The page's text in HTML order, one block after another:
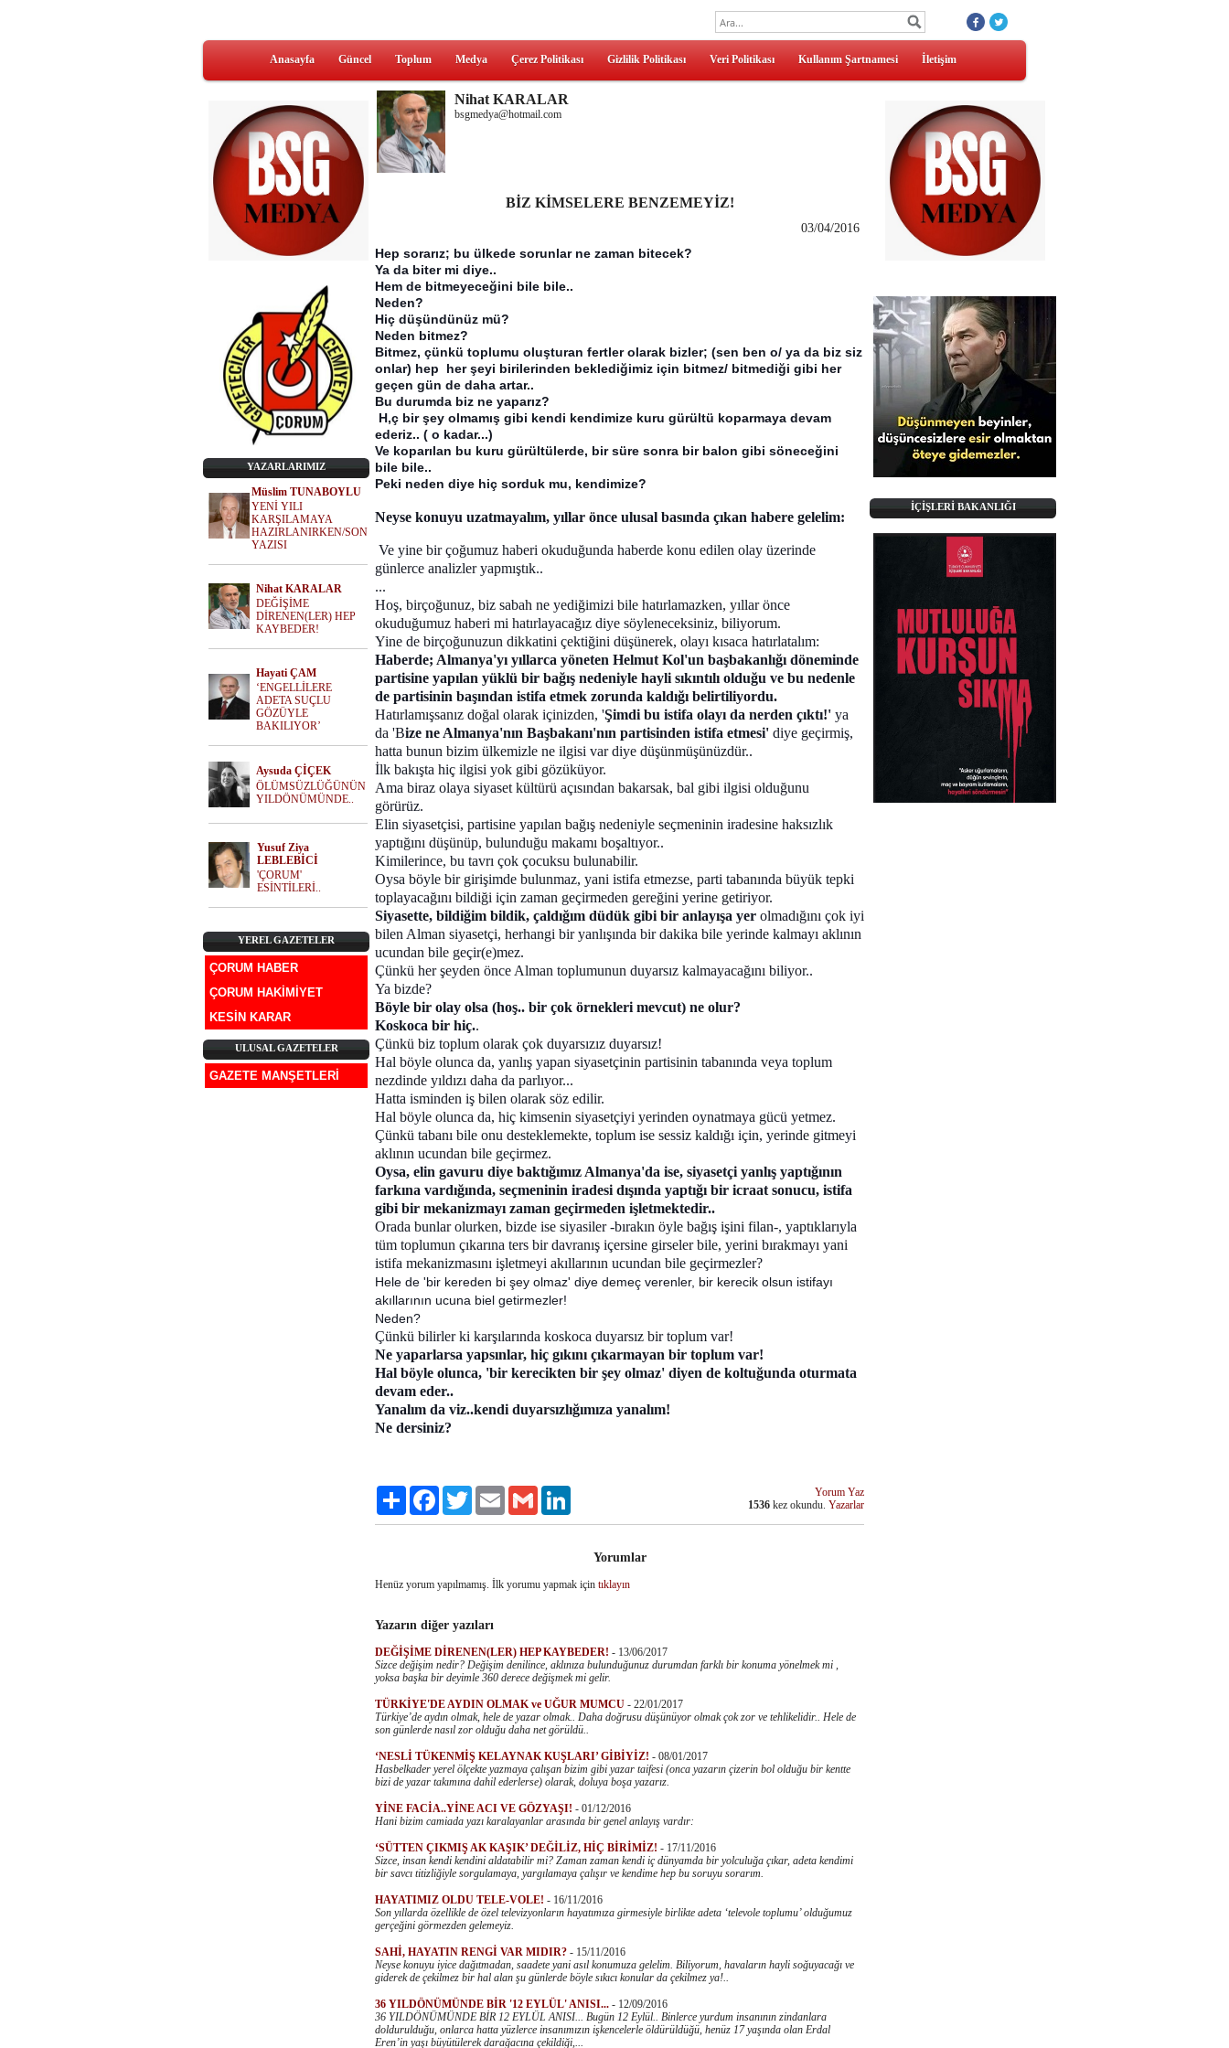
Anasayfa Güncel Toplum Medya Çerez Politikası Gizlilik Politikası Veri Politikası Kullanım Şartnamesi İletişim
YAZARLARIMIZ
Müslim TUNABOYLU
YENİ YILI
KARŞILAMAYA
HAZIRLANIRKEN/SON
YAZISI
Nihat KARALAR
DEĞİŞİME
DİRENEN(LER) HEP
KAYBEDER!
Hayati ÇAM
‘ENGELLİLERE
ADETA SUÇLU
GÖZÜYLE
BAKILIYOR’
Aysuda ÇİÇEK
ÖLÜMSÜZLÜĞÜNÜN
YILDÖNÜMÜNDE..
Yusuf Ziya
LEBLEBİCİ
'ÇORUM'
ESİNTİLERİ..
YEREL GAZETELER
ÇORUM HABER
ÇORUM HAKİMİYET
KESİN KARAR
ULUSAL GAZETELER
GAZETE MANŞETLERİ
Nihat KARALAR
bsgmedya@hotmail.com
BİZ KİMSELERE BENZEMEYİZ!
03/04/2016
Hep sorarız; bu ülkede sorunlar ne zaman bitecek?
Ya da biter mi diye..
Hem de bitmeyeceğini bile bile..
Neden?
Hiç düşündünüz mü?
Neden bitmez?
Bitmez, çünkü toplumu oluşturan fertler olarak bizler; (sen ben o/ ya da biz siz
onlar) hep her şeyi birilerinden beklediğimiz için bitmez/ bitmediği gibi her
geçen gün de daha artar..
Bu durumda biz ne yaparız?
H,ç bir şey olmamış gibi kendi kendimize kuru gürültü koparmaya devam
ederiz.. ( o kadar...)
Ve koparılan bu kuru gürültülerde, bir süre sonra bir balon gibi söneceğini
bile bile..
Peki neden diye hiç sorduk mu, kendimize?
Neyse konuyu uzatmayalım, yıllar önce ulusal basında çıkan habere gelelim:
Ve yine bir çoğumuz haberi okuduğunda haberde konu edilen olay üzerinde
günlerce analizler yapmıştık..
...
Hoş, birçoğunuz, biz sabah ne yediğimizi bile hatırlamazken, yıllar önce
okuduğumuz haberi mi hatırlayacağız diye söyleneceksiniz, biliyorum.
Yine de birçoğunuzun dikkatini çektiğini düşünerek, olayı kısaca hatırlatalım:
Haberde; Almanya'yı yıllarca yöneten Helmut Kol'un başbakanlığı döneminde
partisine yapılan yüklü bir bağış nedeniyle hayli sıkıntılı olduğu ve bu nedenle
de partisinin başından istifa etmek zorunda kaldığı belirtiliyordu.
Hatırlamışsanız doğal olarak içinizden, 'Şimdi bu istifa olayı da nerden çıktı!' ya
da 'Bize ne Almanya'nın Başbakanı'nın partisinden istifa etmesi' diye geçirmiş,
hatta bunun bizim ülkemizle ne ilgisi var diye düşünmüşünüzdür..
İlk bakışta hiç ilgisi yok gibi gözüküyor.
Ama biraz olaya siyaset kültürü açısından bakarsak, bal gibi ilgisi olduğunu
görürüz.
Elin siyasetçisi, partisine yapılan bağış nedeniyle seçmeninin iradesine haksızlık
yaptığını düşünüp, bulunduğu makamı boşaltıyor..
Kimilerince, bu tavrı çok çocuksu bulunabilir.
Oysa böyle bir girişimde bulunmaz, yani istifa etmezse, parti tabanında büyük tepki
toplayacağını bildiği için zaman geçirmeden gereğini yerine getiriyor.
Siyasette, bildiğim bildik, çaldığım düdük gibi bir anlayışa yer olmadığını çok iyi
bilen Alman siyasetçi, herhangi bir yanlışında bir dakika bile yerinde kalmayı aklının
ucundan bile geçir(e)mez.
Çünkü her şeyden önce Alman toplumunun duyarsız kalmayacağını biliyor..
Ya bizde?
Böyle bir olay olsa (hoş.. bir çok örnekleri mevcut) ne olur?
Koskoca bir hiç..
Çünkü biz toplum olarak çok duyarsızız duyarsız!
Hal böyle olunca da, yanlış yapan siyasetçinin partisinin tabanında veya toplum
nezdinde yıldızı daha da parlıyor...
Hatta isminden iş bilen olarak söz edilir.
Hal böyle olunca da, hiç kimsenin siyasetçiyi yerinden oynatmaya gücü yetmez.
Çünkü tabanı bile onu desteklemekte, toplum ise sessiz kaldığı için, yerinde gitmeyi
aklının ucundan bile geçirmez.
Oysa, elin gavuru diye baktığımız Almanya'da ise, siyasetçi yanlış yaptığının
farkına vardığında, seçmeninin iradesi dışında yaptığı bir icraat sonucu, istifa
gibi bir mekanizmayı zaman geçirmeden işletmektedir..
Orada bunlar olurken, bizde ise siyasiler -bırakın öyle bağış işini filan-, yaptıklarıyla
tüm toplumun çıkarına ters bir davranış içersine girseler bile, yerini bırakmayı yani
istifa mekanizmasını işletmeyi akıllarının ucundan bile geçirmezler?
Hele de 'bir kereden bi şey olmaz' diye demeç verenler, bir kerecik olsun istifayı
akıllarının ucuna biel getirmezler!
Neden?
Çünkü bilirler ki karşılarında koskoca duyarsız bir toplum var!
Ne yaparlarsa yapsınlar, hiç gıkını çıkarmayan bir toplum var!
Hal böyle olunca, 'bir kerecikten bir şey olmaz' diyen de koltuğunda oturmata
devam eder..
Yanalım da viz..kendi duyarsızlığımıza yanalım!
Ne dersiniz?
Paylaş FacebookTwitter Email Gmail
Yorum Yaz
1536 kez okundu. Yazarlar
Yorumlar
Henüz yorum yapılmamış. İlk yorumu yapmak için tıklayın
Yazarın diğer yazıları
DEĞİŞİME DİRENEN(LER) HEP KAYBEDER! - 13/06/2017
Sizce değişim nedir? Değişim denilince, aklınıza bulunduğunuz durumdan farklı bir konuma yönelmek mi ,
yoksa başka bir deyimle 360 derece değişmek mi gelir.
TÜRKİYE'DE AYDIN OLMAK ve UĞUR MUMCU - 22/01/2017
Türkiye’de aydın olmak, hele de yazar olmak.. Daha doğrusu düşünüyor olmak çok zor ve tehlikelidir.. Hele de
son günlerde nasıl zor olduğu daha net görüldü..
‘NESLİ TÜKENMİŞ KELAYNAK KUŞLARI’ GİBİYİZ! - 08/01/2017
Hasbelkader yerel ölçekte yazmaya çalışan bizim gibi yazar taifesi (onca yazarın çizerin bol olduğu bir kentte
bizi de yazar takımına dahil ederlerse) olarak, doluya boşa yazarız.
YİNE FACİA..YİNE ACI VE GÖZYAŞI! - 01/12/2016
Hani bizim camiada yazı karalayanlar arasında bir genel anlayış vardır:
‘SÜTTEN ÇIKMIŞ AK KAŞIK’ DEĞİLİZ, HİÇ BİRİMİZ! - 17/11/2016
Sizce, insan kendi kendini aldatabilir mi? Zaman zaman kendi iç dünyamda bir yolculuğa çıkar, adeta kendimi
bir savcı titizliğiyle sorgulamaya, yargılamaya çalışır ve kendime hep bu soruyu sorarım.
HAYATIMIZ OLDU TELE-VOLE! - 16/11/2016
Son yıllarda özellikle de özel televizyonların hayatımıza girmesiyle birlikte adeta ‘televole toplumu’ olduğumuz
gerçeğini görmezden gelemeyiz.
SAHİ, HAYATIN RENGİ VAR MIDIR? - 15/11/2016
Neyse konuyu iyice dağıtmadan, saadete yani asıl konumuza gelelim. Biliyorum, havaların hayli soğuyacağı ve
giderek de çekilmez bir hal alan şu günlerde böyle sıkıcı konular da çekilmez ya!..
36 YILDÖNÜMÜNDE BİR '12 EYLÜL' ANISI... - 12/09/2016
36 YILDÖNÜMÜNDE BİR 12 EYLÜL ANISI... Bugün 12 Eylül.. Binlerce yurdum insanının zindanlara
doldurulduğu, onlarca hatta yüzlerce insanımızın işkencelerle öldürüldüğü, henüz 17 yaşında olan Erdal
Eren’in yaşı büyütülerek darağacına çekildiği,...
İÇİŞLERİ BAKANLIĞI